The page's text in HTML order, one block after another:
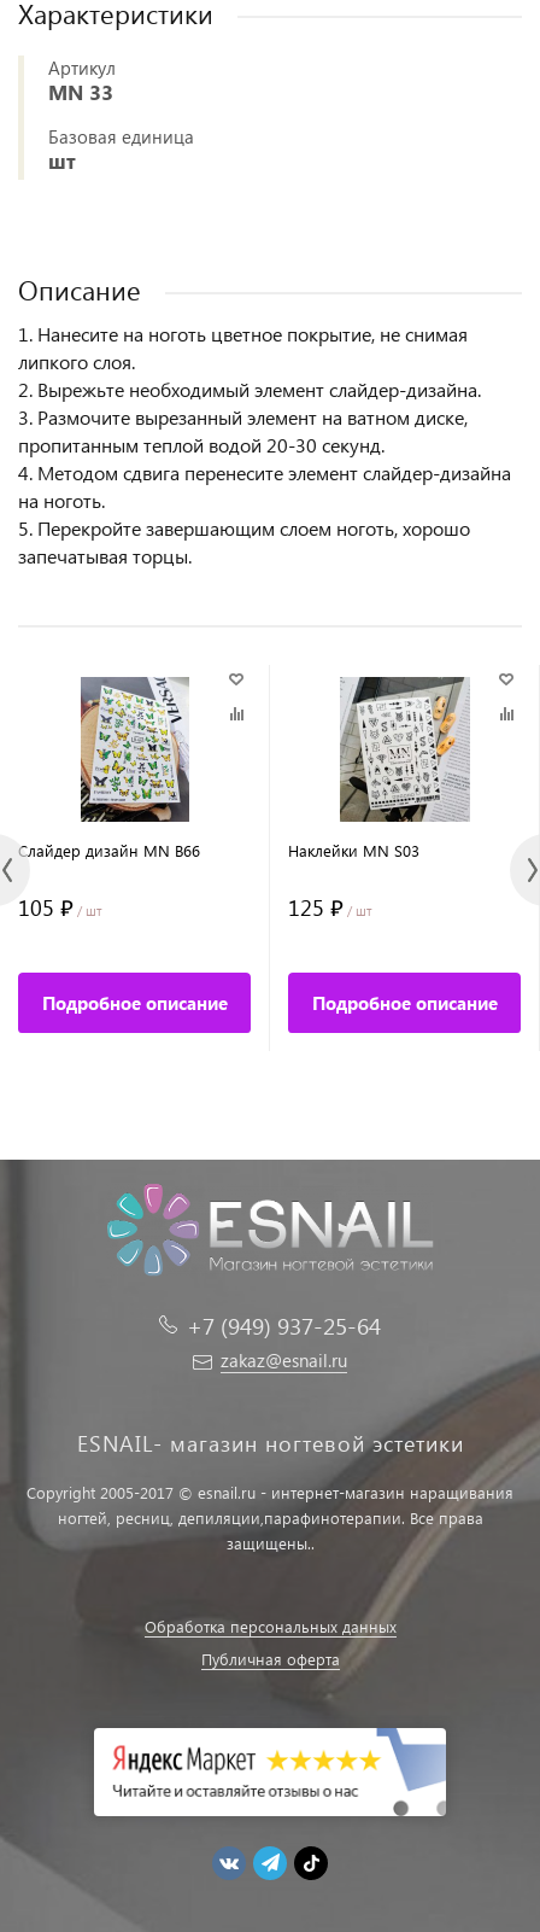
Характеристики
Артикул
MN 33
Базовая единица
шт
Описание
1. Нанесите на ноготь цветное покрытие, не снимая
липкого слоя.
2. Вырежьте необходимый элемент слайдер-дизайна.
3. Размочите вырезанный элемент на ватном диске,
пропитанным теплой водой 20-30 секунд.
4. Методом сдвига перенесите элемент слайдер-дизайна
на ноготь.
5. Перекройте завершающим слоем ноготь, хорошо
запечатывая торцы.
Слайдер дизайн MN B66
105 ₽ / шт
Подробное описание
Наклейки MN S03
125 ₽ / шт
Подробное описание
+7 (949) 937-25-64
zakaz@esnail.ru
ESNAIL- магазин ногтевой эстетики
Copyright 2005-2017 © esnail.ru - интернет-магазин наращивания
ногтей, ресниц, депиляции,парафинотерапии. Все права
защищены..
Обработка персональных данных
Публичная оферта